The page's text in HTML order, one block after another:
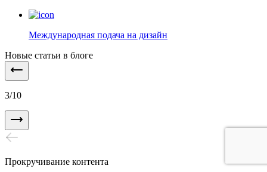
Международная подача на дизайн
Новые статьи в блоге
3/10
Прокручивание контента